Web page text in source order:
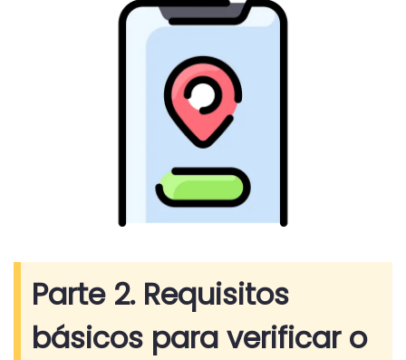
Parte 2. Requisitos
básicos para verificar o